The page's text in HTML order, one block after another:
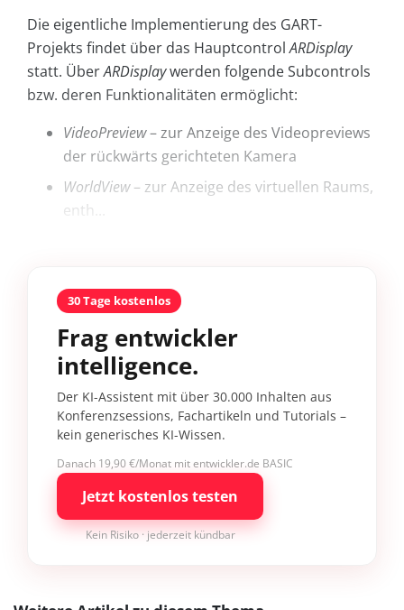
Die eigentliche Implementierung des GART-
Projekts findet über das HauptcontrolARDisplay
statt. ÜberARDisplaywerden folgende Subcontrols
bzw. deren Funktionalitäten ermöglicht:
VideoPreview– zur Anzeige des Videopreviews
der rückwärts gerichteten Kamera
WorldView– zur Anzeige des virtuellen Raums,
enth...
30 Tage kostenlos
Frag entwickler
intelligence.
Der KI-Assistent mit über 30.000 Inhalten aus
Konferenzsessions, Fachartikeln und Tutorials –
kein generisches KI-Wissen.
Danach 19,90 €/Monat mit entwickler.de BASIC
Jetzt kostenlos testen
Kein Risiko · jederzeit kündbar